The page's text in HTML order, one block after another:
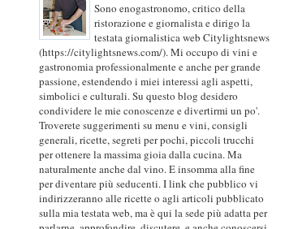
Sono enogastronomo, critico della
ristorazione e giornalista e dirigo la
testata giornalistica web Citylightsnews
(https://citylightsnews.com/). Mi occupo di vini e
gastronomia professionalmente e anche per grande
passione, estendendo i miei interessi agli aspetti,
simbolici e culturali. Su questo blog desidero
condividere le mie conoscenze e divertirmi un po'.
Troverete suggerimenti su menu e vini, consigli
generali, ricette, segreti per pochi, piccoli trucchi
per ottenere la massima gioia dalla cucina. Ma
naturalmente anche dal vino. E insomma alla fine
per diventare più seducenti. I link che pubblico vi
indirizzeranno alle ricette o agli articoli pubblicato
sulla mia testata web, ma è qui la sede più adatta per